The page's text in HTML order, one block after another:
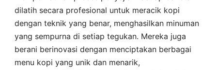
dilatih secara profesional untuk meracik kopi
dengan teknik yang benar, menghasilkan minuman
yang sempurna di setiap tegukan. Mereka juga
berani berinovasi dengan menciptakan berbagai
menu kopi yang unik dan menarik,